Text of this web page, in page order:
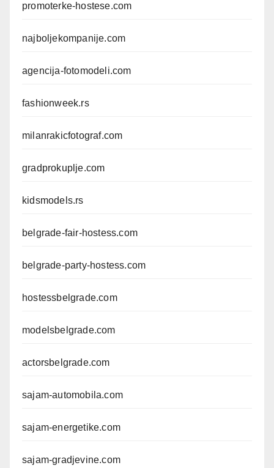
promoterke-hostese.com
najboljekompanije.com
agencija-fotomodeli.com
fashionweek.rs
milanrakicfotograf.com
gradprokuplje.com
kidsmodels.rs
belgrade-fair-hostess.com
belgrade-party-hostess.com
hostessbelgrade.com
modelsbelgrade.com
actorsbelgrade.com
sajam-automobila.com
sajam-energetike.com
sajam-gradjevine.com